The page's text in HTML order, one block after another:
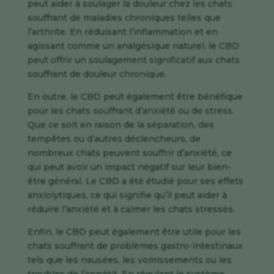
peut aider à soulager la douleur chez les chats
souffrant de maladies chroniques telles que
l’arthrite. En réduisant l’inflammation et en
agissant comme un analgésique naturel, le CBD
peut offrir un soulagement significatif aux chats
souffrant de douleur chronique.
En outre, le CBD peut également être bénéfique
pour les chats souffrant d’anxiété ou de stress.
Que ce soit en raison de la séparation, des
tempêtes ou d’autres déclencheurs, de
nombreux chats peuvent souffrir d’anxiété, ce
qui peut avoir un impact négatif sur leur bien-
être général. Le CBD a été étudié pour ses effets
anxiolytiques, ce qui signifie qu’il peut aider à
réduire l’anxiété et à calmer les chats stressés.
Enfin, le CBD peut également être utile pour les
chats souffrant de problèmes gastro-intestinaux
tels que les nausées, les vomissements ou les